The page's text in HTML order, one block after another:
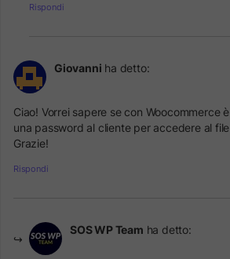
Rispondi
Giovanni ha detto:
Ciao! Vorrei sapere se con Woocommerce
una password al cliente per accedere al
Grazie!
Rispondi
SOS WP Team ha detto: